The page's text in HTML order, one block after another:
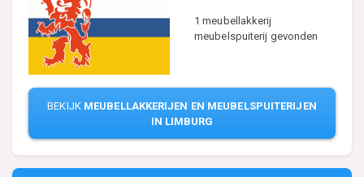
1 meubellakkerij
meubelspuiterij gevonden
BEKIJK MEUBELLAKKERIJEN EN MEUBELSPUITERIJEN
IN LIMBURG